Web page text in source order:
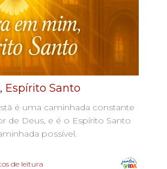
Espírito Santo
é uma caminhada constante
de Deus, e é o Espírito Santo
possível.
de leitura